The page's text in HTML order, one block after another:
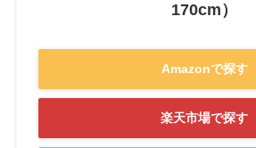
170cm）
Amazonで探す
楽天市場で探す